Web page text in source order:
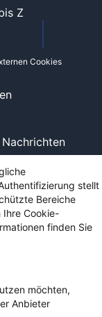
Nachrichten
Z
Cookies
stellt
Bereiche
Ihre Cookie-
finden Sie
möchten,
Anbieter